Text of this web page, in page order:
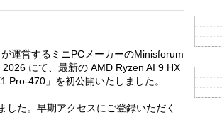
運営するミニPCメーカーのMinisforum
にて、最新の AMD Ryzen AI 9 HX
Pro-470」を初公開いたしました。
た。早期アクセスにご登録いただく